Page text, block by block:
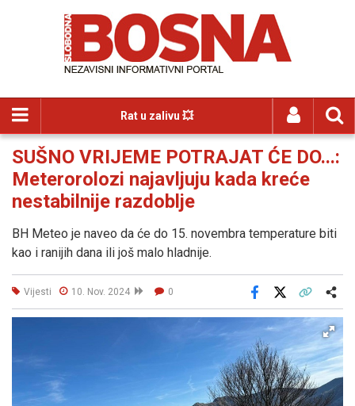
Rat u zalivu 💥
SUŠNO VRIJEME POTRAJAT ĆE DO...:
Meterorolozi najavljuju kada kreće
nestabilnije razdoblje
BH Meteo je naveo da će do 15. novembra temperature biti
kao i ranijih dana ili još malo hladnije.
Vijesti 10. Nov. 2024 0
Facebook